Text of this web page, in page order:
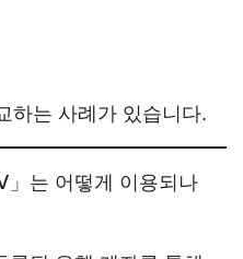
하는 사례가 있습니다.
」는 어떻게 이용되나